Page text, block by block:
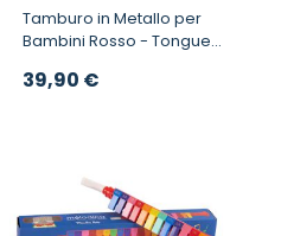
Tamburo in Metallo per
Bambini Rosso - Tongue
Animambo
39,90 €